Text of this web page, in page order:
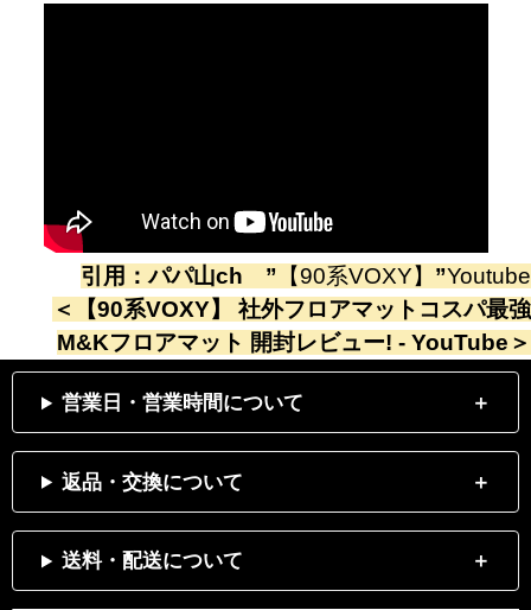
引用：パパ山ch ” 【90系VOXY】 ”Youtube
＜
【90系VOXY】 社外フロアマットコスパ最強
M&Kフロアマット 開封レビュー! - YouTube ＞
営業日・営業時間について
返品・交換について
送料・配送について